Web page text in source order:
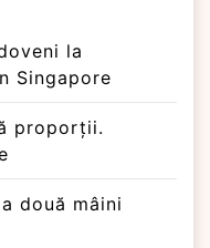
la
Singapore
proporții.
două mâini